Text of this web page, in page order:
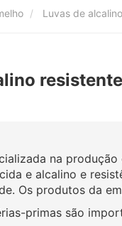
Luvas de
na
e alcalino e
Os produtos da
primas são